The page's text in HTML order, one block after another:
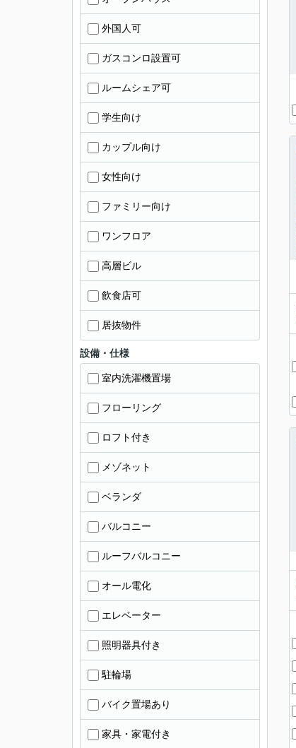
外国人可
ガスコンロ設置可
ルームシェア可
学生向け
カップル向け
女性向け
ファミリー向け
ワンフロア
高層ビル
飲食店可
居抜物件
設備・仕様
室内洗濯機置場
フローリング
ロフト付き
メゾネット
ベランダ
バルコニー
ルーフバルコニー
オール電化
エレベーター
照明器具付き
駐輪場
バイク置場あり
家具・家電付き